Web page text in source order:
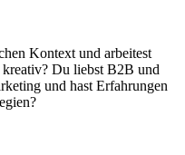
Kontext und arbeitest
kreativ? Du liebst B2B und
und hast Erfahrungen